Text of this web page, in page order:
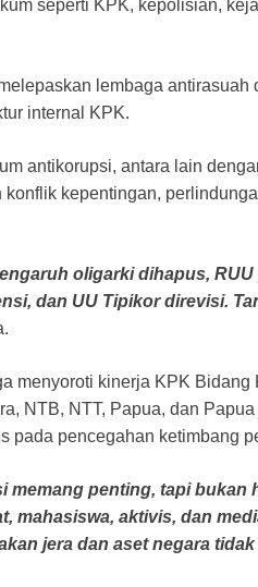
seperti KPK, kepolisian,
lembaga antirasuah
internal KPK.
antikorupsi, antara lain
konflik kepentingan,
oligarki dihapus,
dan UU Tipikor direvisi.
menyoroti kinerja KPK
NTB, NTT, Papua, dan
pada pencegahan ketimbang
memang penting, tapi bukan
mahasiswa, aktivis, dan
jera dan aset negara tidak